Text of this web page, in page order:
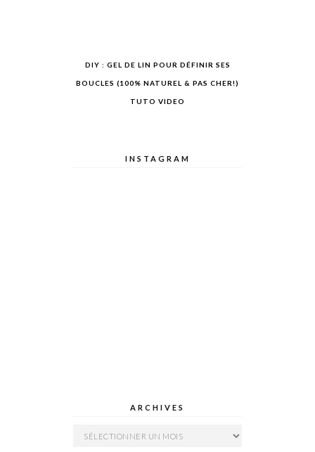
DIY : GEL DE LIN POUR DÉFINIR SES
BOUCLES (100% NATUREL & PAS CHER!)
TUTO VIDEO
INSTAGRAM
ARCHIVES
Archives